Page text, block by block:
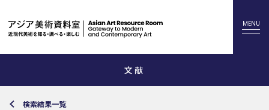
文献
検索結果一覧